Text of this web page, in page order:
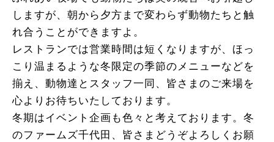
しますが、朝から夕方まで変わらず動物たちと触
れ合うことができますよ。
レストランでは営業時間は短くなりますが、ほっ
こり温まるような冬限定の季節のメニューなどを
揃え、動物達とスタッフ一同、皆さまのご来場を
心よりお待ちいたしております。
冬期はイベント企画も色々と考えております。冬
のファームズ千代田、皆さまどうぞよろしくお願